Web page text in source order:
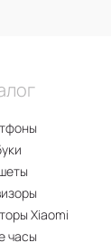
Xiaomi
часы